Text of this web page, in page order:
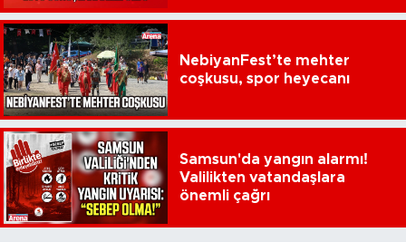
NebiyanFest’te mehter
coşkusu, spor heyecanı
Samsun'da yangın alarmı!
Valilikten vatandaşlara
önemli çağrı